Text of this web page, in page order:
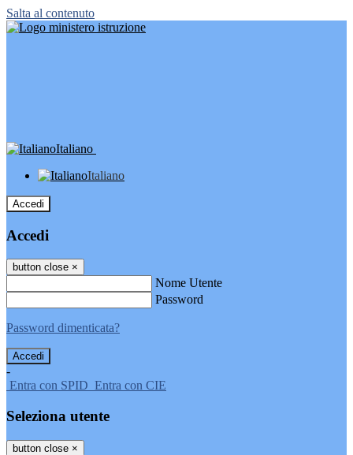
Salta al contenuto
Italiano
Italiano
Accedi
Accedi
button close ×
Nome Utente
Password
Password dimenticata?
-
Entra con SPID Entra con CIE
Seleziona utente
button close ×